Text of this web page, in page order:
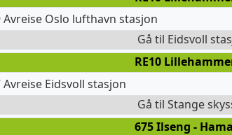
Avreise Oslo lufthavn stasjon
Gå til Eidsvoll
RE10
Avreise Eidsvoll stasjon
Gå til Stange
675 Ilseng -